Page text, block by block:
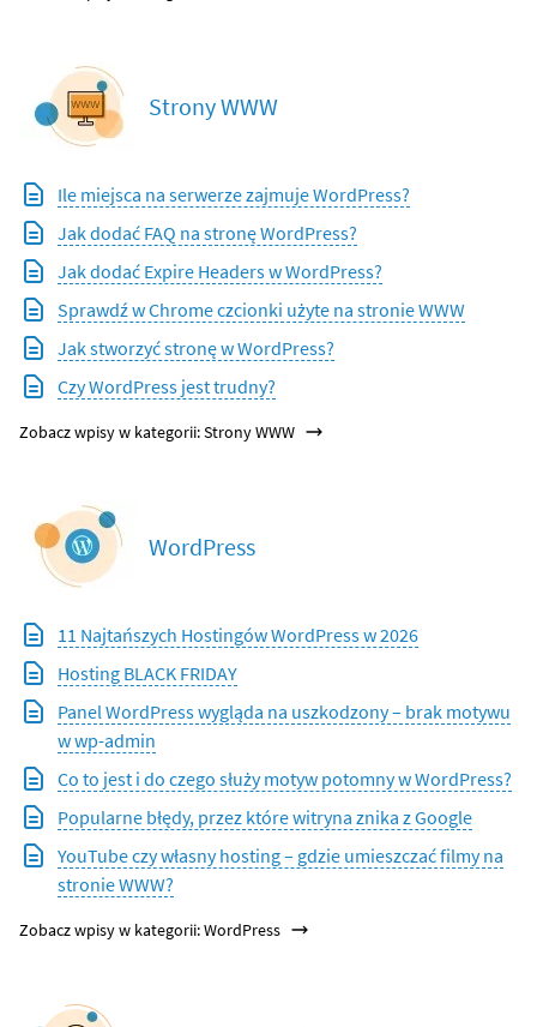
Strony WWW
Ile miejsca na serwerze zajmuje WordPress?
Jak dodać FAQ na stronę WordPress?
Jak dodać Expire Headers w WordPress?
Sprawdź w Chrome czcionki użyte na stronie WWW
Jak stworzyć stronę w WordPress?
Czy WordPress jest trudny?
Zobacz wpisy w kategorii: Strony WWW
WordPress
11 Najtańszych Hostingów WordPress w 2026
Hosting BLACK FRIDAY
Panel WordPress wygląda na uszkodzony – brak motywu
w wp-admin
Co to jest i do czego służy motyw potomny w WordPress?
Popularne błędy, przez które witryna znika z Google
YouTube czy własny hosting – gdzie umieszczać filmy na
stronie WWW?
Zobacz wpisy w kategorii: WordPress